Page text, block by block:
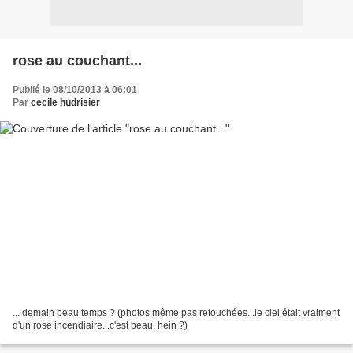
rose au couchant...
Publié le 08/10/2013 à 06:01
Par cecile hudrisier
... demain beau temps ? (photos même pas retouchées...le ciel était vraiment
d'un rose incendiaire...c'est beau, hein ?)